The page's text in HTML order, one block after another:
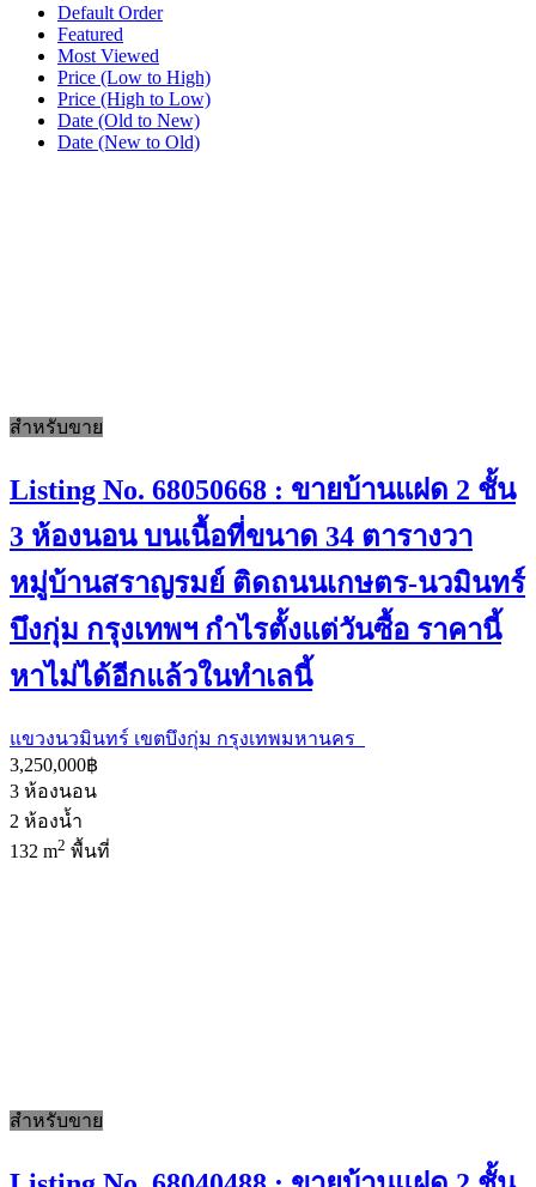
Default Order
Featured
Most Viewed
Price (Low to High)
Price (High to Low)
Date (Old to New)
Date (New to Old)
สำหรับขาย
Listing No. 68050668 : ขายบ้านแฝด 2 ชั้น
3 ห้องนอน บนเนื้อที่ขนาด 34 ตารางวา
หมู่บ้านสราญรมย์ ติดถนนเกษตร-นวมินทร์
บึงกุ่ม กรุงเทพฯ กำไรตั้งแต่วันซื้อ ราคานี้
หาไม่ได้อีกแล้วในทำเลนี้
แขวงนวมินทร์ เขตบึงกุ่ม กรุงเทพมหานคร
3,250,000฿
3 ห้องนอน
2 ห้องน้ำ
132 m2 พื้นที่
สำหรับขาย